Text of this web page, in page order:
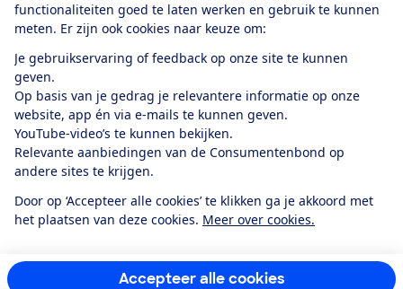
functionaliteiten goed te laten werken en gebruik te kunnen
meten. Er zijn ook cookies naar keuze om:
Je gebruikservaring of feedback op onze site te kunnen
geven.
Op basis van je gedrag je relevantere informatie op onze
website, app én via e-mails te kunnen geven.
YouTube-video’s te kunnen bekijken.
Relevante aanbiedingen van de Consumentenbond op
andere sites te krijgen.
Door op ‘Accepteer alle cookies’ te klikken ga je akkoord met
het plaatsen van deze cookies. Meer over cookies.
Accepteer alle cookies
Alles over de
app
Algemene Voorwaarden
Privacyverklaring
Cookiebeleid
Privacyvoorkeuren
Toegankelijkheid
RSS-feed nieuws
Facebook
TwitterInstagram
YoutubeLinkedIn
12.901consumentenbeoordelen de Consumentenbondmet gemiddeld